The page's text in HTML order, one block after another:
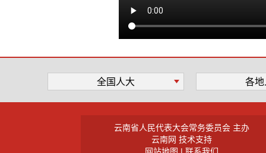
全国人大 各
云南省人民代表大会常务委员会 主办
云南网 技术支持